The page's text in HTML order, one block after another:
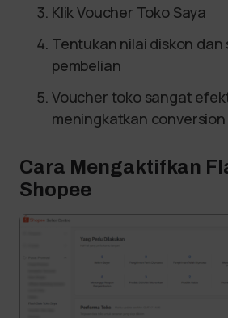
Klik Voucher Toko Saya
Tentukan nilai diskon dan
pembelian
Voucher toko sangat
meningkatkan
Cara Mengaktifkan
Shopee